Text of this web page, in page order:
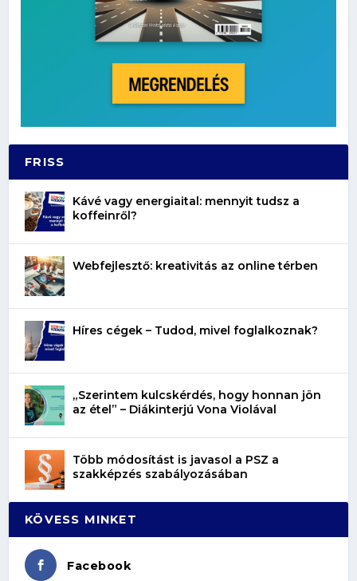
FRISS
Kávé vagy energiaital: mennyit tudsz a
koffeinről?
Webfejlesztő: kreativitás az online térben
Híres cégek – Tudod, mivel foglalkoznak?
„Szerintem kulcskérdés, hogy honnan jön
az étel” – Diákinterjú Vona Violával
Több módosítást is javasol a PSZ a
szakképzés szabályozásában
KÖVESS MINKET
Facebook